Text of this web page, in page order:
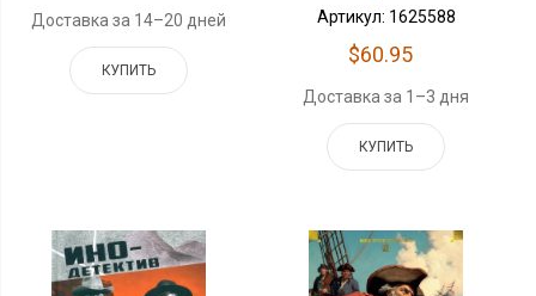
Доставка за 14–20 дней
КУПИТЬ
Артикул: 1625588
$60.95
Доставка за 1–3 дня
КУПИТЬ